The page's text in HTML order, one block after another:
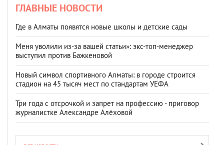
ГЛАВНЫЕ НОВОСТИ
Где в Алматы появятся новые школы и детские сады
Меня уволили из-за вашей статьи»: экс-топ-менеджер
выступил против Бажкеновой
Новый символ спортивного Алматы: в городе строится
стадион на 45 тысяч мест по стандартам УЕФА
Три года с отсрочкой и запрет на профессию - приговор
журналистке Александре Алёховой